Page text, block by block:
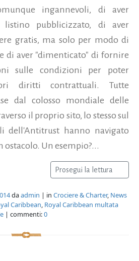
ingannevoli, di aver
pubblicizzato, di aver
gratis, ma solo per modo di
di aver "dimenticato" di fornire
sulle condizioni per poter
diritti contrattuali. Tutte
dal colosso mondiale delle
il proprio sito, lo stesso sul
dell'Antitrust hanno navigato
Un esempio?...
Prosegui la lettura
daadmin | in Crociere & Charter, News
Caribbean, Royal Caribbean multata
| commenti:0